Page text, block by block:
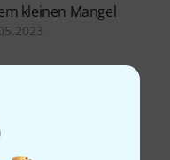
kleinen Mangel
Version von 80 cm
einem angenehmen